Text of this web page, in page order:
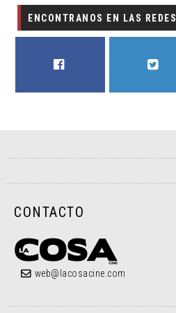
ENCONTRANOS EN LAS REDES
CONTACTO
web@lacosacine.com